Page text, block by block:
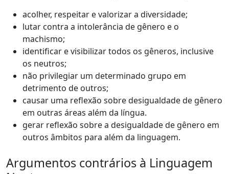
acolher, respeitar e valorizar a diversidade;
lutar contra a intolerância de gênero e o
machismo;
identificar e visibilizar todos os gêneros, inclusive
os neutros;
não privilegiar um determinado grupo em
detrimento de outros;
causar uma reflexão sobre desigualdade de gênero
em outras áreas além da língua.
gerar reflexão sobre a desigualdade de gênero em
outros âmbitos para além da linguagem.
Argumentos contrários à Linguagem